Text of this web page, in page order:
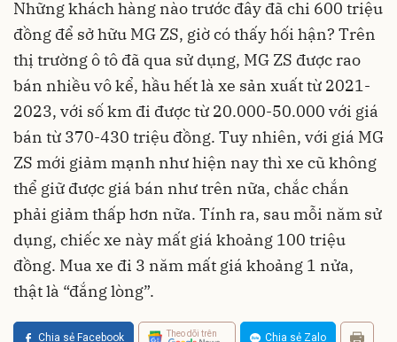
Những khách hàng nào trước đây đã chi 600 triệu
đồng để sở hữu MG ZS, giờ có thấy hối hận? Trên
thị trường ô tô đã qua sử dụng, MG ZS được rao
bán nhiều vô kể, hầu hết là xe sản xuất từ 2021-
2023, với số km đi được từ 20.000-50.000 với giá
bán từ 370-430 triệu đồng. Tuy nhiên, với giá MG
ZS mới giảm mạnh như hiện nay thì xe cũ không
thể giữ được giá bán như trên nữa, chắc chắn
phải giảm thấp hơn nữa. Tính ra, sau mỗi năm sử
dụng, chiếc xe này mất giá khoảng 100 triệu
đồng. Mua xe đi 3 năm mất giá khoảng 1 nửa,
thật là “đắng lòng”.
Chia sẻ Facebook Theo dõi trên Chia sẻ Zalo